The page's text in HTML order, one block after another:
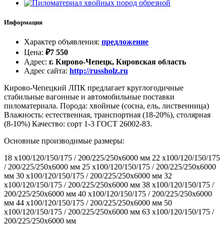
Информация
Характер объявления: предложение
Цена: ₽7 550
Адрес: г. Кирово-Чепецк, Кировская область
Адрес сайта: http://russholz.ru
Кирово-Чепецкий ЛПК предлагает круглогодичные
стабильные вагонные и автомобильные поставки
пиломатериала. Порода: хвойные (сосна, ель, лиственница)
Влажность: естественная, транспортная (18-20%), столярная
(8-10%) Качество: сорт 1-3 ГОСТ 26002-83.
Основные производимые размеры:
18 х100/120/150/175 / 200/225/250х6000 мм 22 х100/120/150/175
/ 200/225/250х6000 мм 25 х100/120/150/175 / 200/225/250х6000
мм 30 х100/120/150/175 / 200/225/250х6000 мм 32
х100/120/150/175 / 200/225/250х6000 мм 38 х100/120/150/175 /
200/225/250х6000 мм 40 х100/120/150/175 / 200/225/250х6000
мм 44 х100/120/150/175 / 200/225/250х6000 мм 50
х100/120/150/175 / 200/225/250х6000 мм 63 х100/120/150/175 /
200/225/250х6000 мм